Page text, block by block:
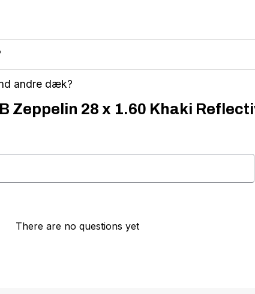
andre dæk?
Zeppelin 28 x 1.60 Khaki
There are no questions yet